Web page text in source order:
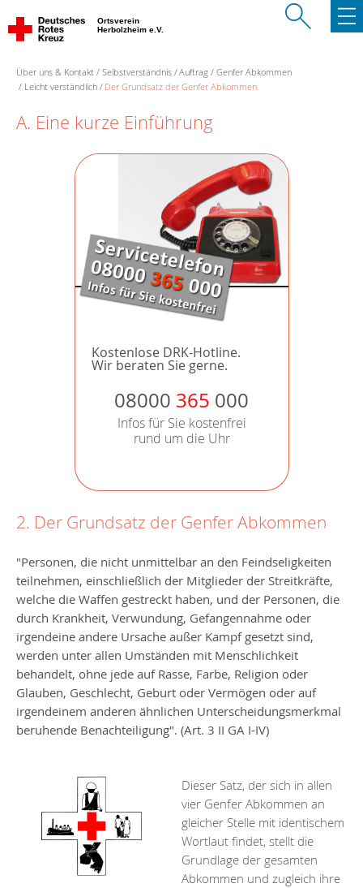
Ortsverein
Herbolzheim e.V.
Über uns & Kontakt Selbstverständnis Auftrag
Genfer Abkommen
Leicht verständlich
Der Grundsatz der Genfer Abkommen
A. Eine kurze Einführung
Kostenlose DRK-Hotline.
Wir beraten Sie gerne.
08000 365 000
Infos für Sie kostenfrei
rund um die Uhr
2. Der Grundsatz der Genfer Abkommen
"Personen, die nicht unmittelbar an den Feindseligkeiten
teilnehmen, einschließlich der Mitglieder der Streitkräfte,
welche die Waffen gestreckt haben, und der Personen, die
durch Krankheit, Verwundung, Gefangennahme oder
irgendeine andere Ursache außer Kampf gesetzt sind,
werden unter allen Umständen mit Menschlichkeit
behandelt, ohne jede auf Rasse, Farbe, Religion oder
Glauben, Geschlecht, Geburt oder Vermögen oder auf
irgendeinem anderen ähnlichen Unterscheidungsmerkmal
beruhende Benachteiligung". (Art. 3 II GA I-IV)
Dieser Satz, der sich in allen
vier Genfer Abkommen an
gleicher Stelle mit identischem
Wortlaut findet, stellt die
Grundlage der gesamten
Abkommen und zugleich ihre